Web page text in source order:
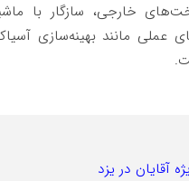
خارجی، سازگار با
عملی مانند بهینه‌سازی
آقایان در یزد